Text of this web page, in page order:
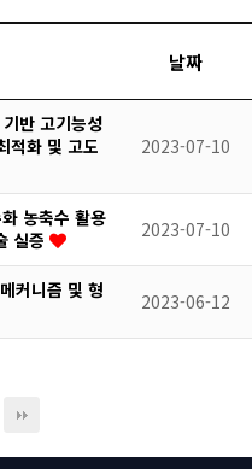
날짜
반 고기능성
화 및 고도
2023-07-10
농축수 활용
실증
2023-07-10
커니즘 및 형
2023-06-12